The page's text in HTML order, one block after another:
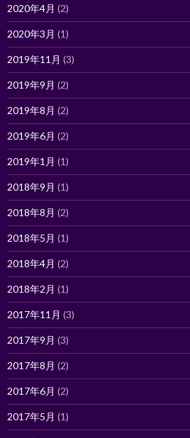
2020年4月 (2)
2020年3月 (1)
2019年11月 (3)
2019年9月 (2)
2019年8月 (2)
2019年6月 (2)
2019年1月 (1)
2018年9月 (1)
2018年8月 (2)
2018年5月 (1)
2018年4月 (2)
2018年2月 (1)
2017年11月 (3)
2017年9月 (3)
2017年8月 (2)
2017年6月 (2)
2017年5月 (1)